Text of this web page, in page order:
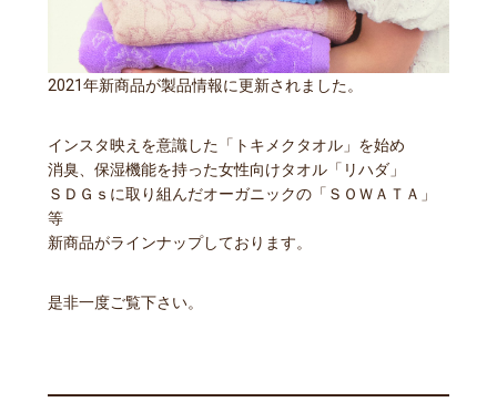
2021年新商品が製品情報に更新されました。
インスタ映えを意識した「トキメクタオル」を始め
消臭、保湿機能を持った女性向けタオル「リハダ」
ＳＤＧｓに取り組んだオーガニックの「ＳＯＷＡＴＡ」
等
新商品がラインナップしております。
是非一度ご覧下さい。